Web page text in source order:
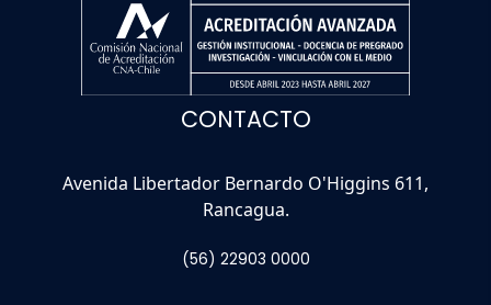
CONTACTO
Avenida Libertador Bernardo O'Higgins 611,
Rancagua.
(56) 22903 0000